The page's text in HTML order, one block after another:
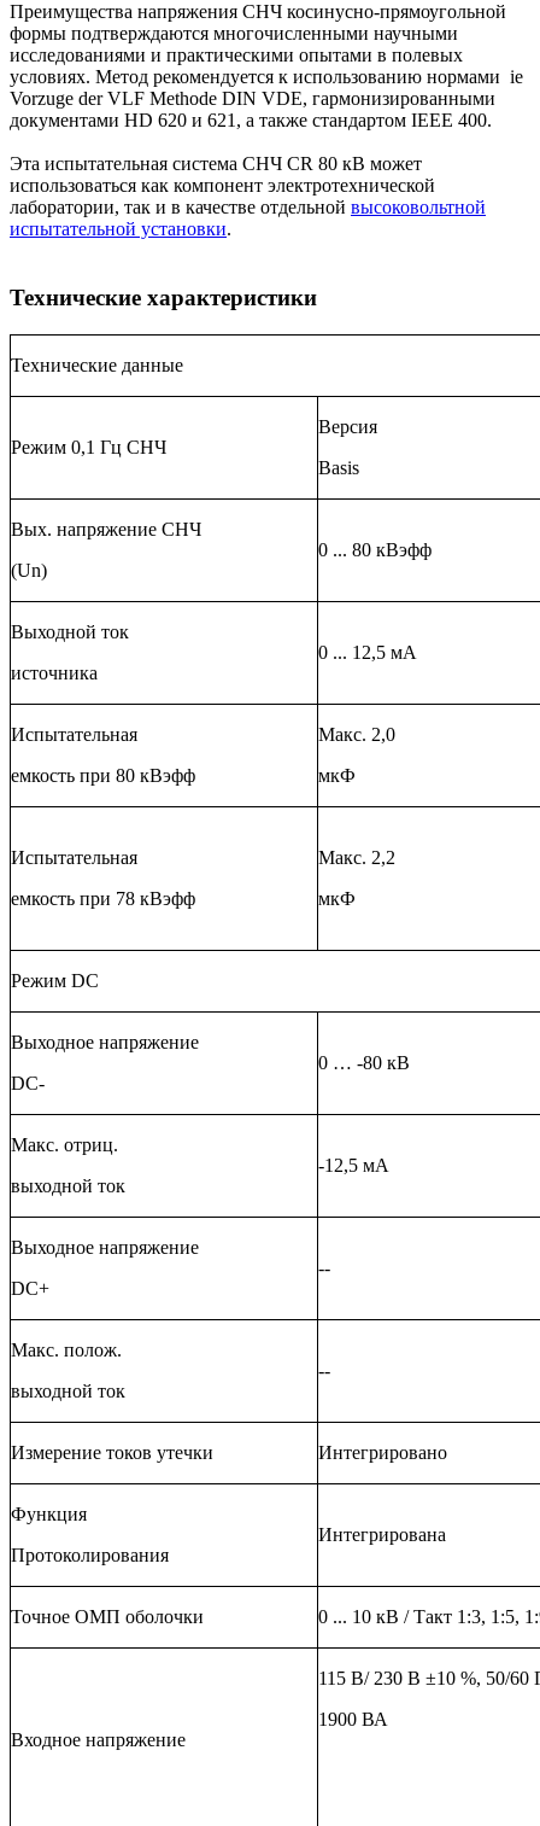
Преимущества напряжения СНЧ косинусно-прямоугольной
формы подтверждаются многочисленными научными
исследованиями и практическими опытами в полевых
условиях. Метод рекомендуется к использованию нормами ie
Vorzuge der VLF Methode DIN VDE, гармонизированными
документами HD 620 и 621, а также стандартом IEEE 400.
Эта испытательная система СНЧ CR 80 кВ может
использоваться как компонент электротехнической
лаборатории, так и в качестве отдельной высоковольтной
испытательной установки.
Технические характеристики
Технические данные
Режим 0,1 Гц СНЧ
Версия
Basis
Вых. напряжение СНЧ
(Un)
0 ... 80 кВэфф
Выходной ток
источника
0 ... 12,5 мА
Испытательная
емкость при 80 кВэфф
Макс. 2,0
мкФ
Испытательная
емкость при 78 кВэфф
Макс. 2,2
мкФ
Режим DC
Выходное напряжение
DC-
0 … -80 кВ
Макс. отриц.
выходной ток
-12,5 мА
Выходное напряжение
DC+
--
Макс. полож.
выходной ток
--
Измерение токов утечки Интегрировано
Функция
Протоколирования
Интегрирована
Точное ОМП оболочки 0 ... 10 кВ / Такт 1:3, 1:5,
Входное напряжение
115 В/ 230 В ±10 %, 50/60
1900 ВА